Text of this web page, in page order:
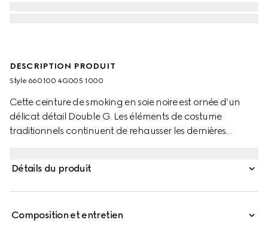
DESCRIPTION PRODUIT
Style ‎660100 4G005 1000
Cette ceinture de smoking en soie noire est ornée d’un
délicat détail Double G. Les éléments de costume
traditionnels continuent de rehausser les dernières
Détails du produit
Composition et entretien